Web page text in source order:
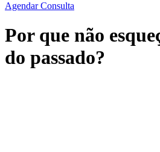
Agendar Consulta
Por que não
do passado?